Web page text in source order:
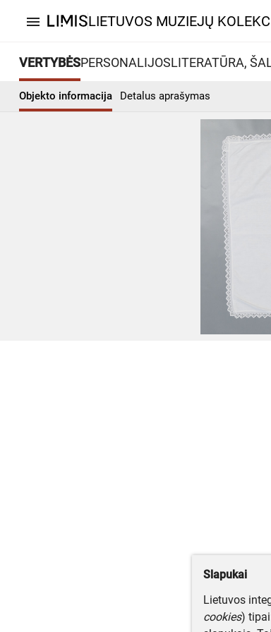
menu LIETUVOS MUZIEJŲ
VERTYBĖSPERSONALIJOSLITERATŪRA,
Objekto informacija Detalus aprašymas
Slapukai
Lietuvos
cookies)